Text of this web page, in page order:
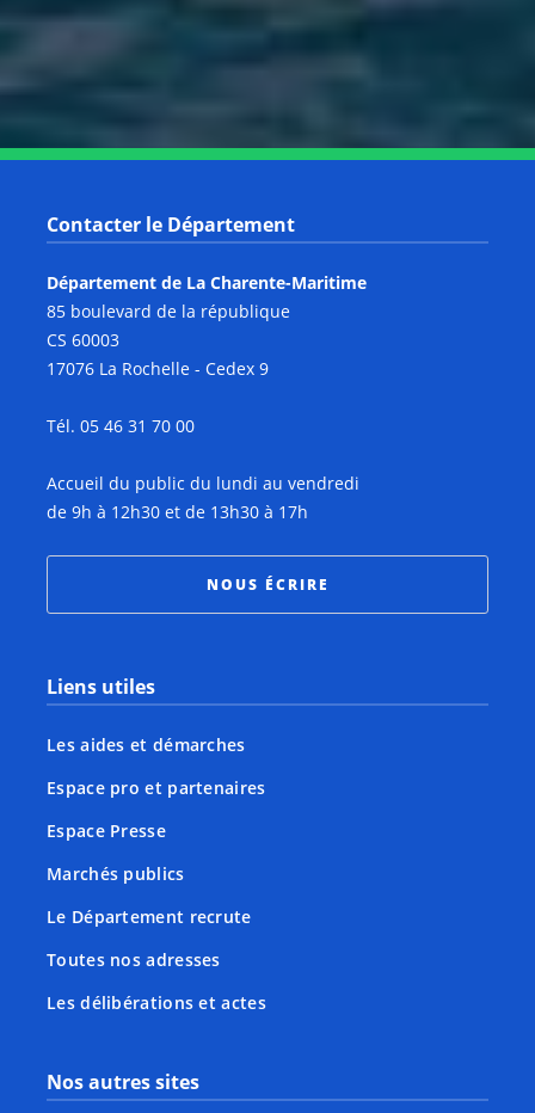
Notre page Youtube
Contacter le Département
Département de La Charente-Maritime
85 boulevard de la république
CS 60003
17076 La Rochelle - Cedex 9
Tél. 05 46 31 70 00
Accueil du public du lundi au vendredi
de 9h à 12h30 et de 13h30 à 17h
NOUS ÉCRIRE
Liens utiles
Les aides et démarches
Espace pro et partenaires
Espace Presse
Marchés publics
Le Département recrute
Toutes nos adresses
Les délibérations et actes
Nos autres sites